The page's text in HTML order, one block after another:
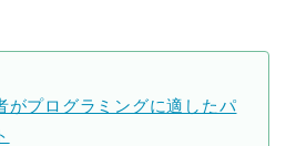
がプログラミングに適したパ